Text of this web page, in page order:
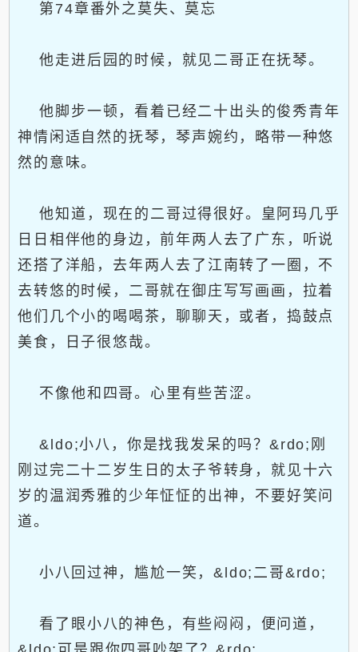
第74章番外之莫失、莫忘
他走进后园的时候，就见二哥正在抚琴。
他脚步一顿，看着已经二十出头的俊秀青年
神情闲适自然的抚琴，琴声婉约，略带一种悠
然的意味。
他知道，现在的二哥过得很好。皇阿玛几乎
日日相伴他的身边，前年两人去了广东，听说
还搭了洋船，去年两人去了江南转了一圈，不
去转悠的时候，二哥就在御庄写写画画，拉着
他们几个小的喝喝茶，聊聊天，或者，捣鼓点
美食，日子很悠哉。
不像他和四哥。心里有些苦涩。
&ldo;小八，你是找我发呆的吗？&rdo;刚
刚过完二十二岁生日的太子爷转身，就见十六
岁的温润秀雅的少年怔怔的出神，不要好笑问
道。
小八回过神，尴尬一笑，&ldo;二哥&rdo;
看了眼小八的神色，有些闷闷，便问道，